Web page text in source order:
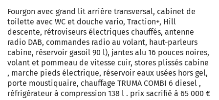
Fourgon avec grand lit arrière transversal, cabinet de
toilette avec WC et douche vario, Traction+, Hill
descente, rétroviseurs électriques chauffés, antenne
radio DAB, commandes radio au volant, haut-parleurs
cabine, réservoir gasoil 90 l), jantes alu 16 pouces noires,
volant et pommeau de vitesse cuir, stores plissés cabine
, marche pieds électrique, réservoir eaux usées hors gel,
porte moustiquaire, chauffage TRUMA COMBI 6 diesel ,
réfrigérateur à compression 138 l . prix sacrifié à 65 000 €